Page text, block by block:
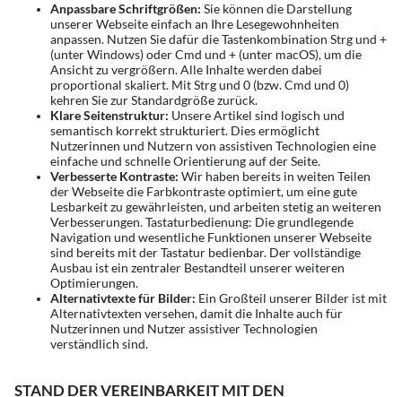
Anpassbare Schriftgrößen: Sie können die Darstellung
unserer Webseite einfach an Ihre Lesegewohnheiten
anpassen. Nutzen Sie dafür die Tastenkombination Strg und +
(unter Windows) oder Cmd und + (unter macOS), um die
Ansicht zu vergrößern. Alle Inhalte werden dabei
proportional skaliert. Mit Strg und 0 (bzw. Cmd und 0)
kehren Sie zur Standardgröße zurück.
Klare Seitenstruktur: Unsere Artikel sind logisch und
semantisch korrekt strukturiert. Dies ermöglicht
Nutzerinnen und Nutzern von assistiven Technologien eine
einfache und schnelle Orientierung auf der Seite.
Verbesserte Kontraste: Wir haben bereits in weiten Teilen
der Webseite die Farbkontraste optimiert, um eine gute
Lesbarkeit zu gewährleisten, und arbeiten stetig an weiteren
Verbesserungen. Tastaturbedienung: Die grundlegende
Navigation und wesentliche Funktionen unserer Webseite
sind bereits mit der Tastatur bedienbar. Der vollständige
Ausbau ist ein zentraler Bestandteil unserer weiteren
Optimierungen.
Alternativtexte für Bilder: Ein Großteil unserer Bilder ist mit
Alternativtexten versehen, damit die Inhalte auch für
Nutzerinnen und Nutzer assistiver Technologien
verständlich sind.
STAND DER VEREINBARKEIT MIT DEN